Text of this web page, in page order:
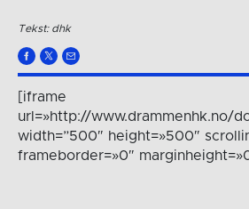
Tekst: dhk
[iframe
url=»http://www.drammenhk.no/
width=”500″ height=»500″
frameborder=»0″